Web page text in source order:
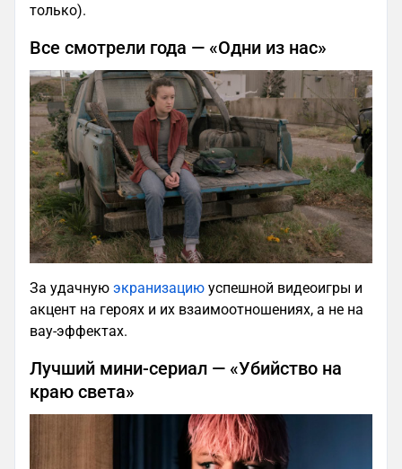
только).
Все смотрели года — «Одни из нас»
За удачную экранизацию успешной видеоигры и
акцент на героях и их взаимоотношениях, а не на
вау-эффектах.
Лучший мини-сериал — «Убийство на
краю света»